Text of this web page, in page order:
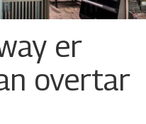
er
overtar